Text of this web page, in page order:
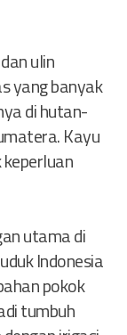
ulin
yang banyak
di hutan-
Kayu
utama di
Indonesia
pokok
tumbuh